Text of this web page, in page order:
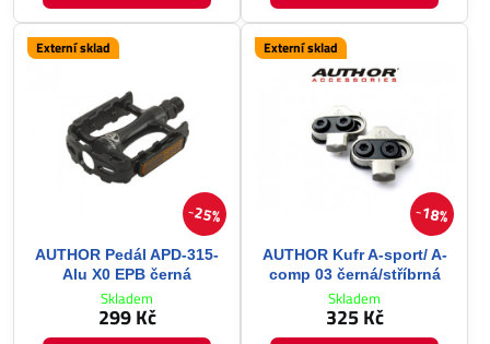
25%
Externí sklad
AUTHOR Pedál APD-315-
Alu X0 EPB černá
Skladem
299 Kč
18%
Externí sklad
AUTHOR Kufr A-sport/ A-
comp 03 černá/stříbrná
Skladem
325 Kč